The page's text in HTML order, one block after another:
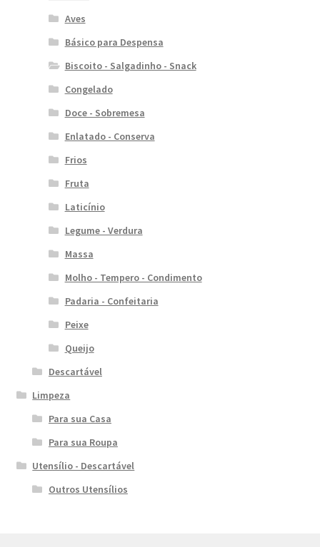
Aves
Básico para Despensa
Biscoito - Salgadinho - Snack
Congelado
Doce - Sobremesa
Enlatado - Conserva
Frios
Fruta
Laticínio
Legume - Verdura
Massa
Molho - Tempero - Condimento
Padaria - Confeitaria
Peixe
Queijo
Descartável
Limpeza
Para sua Casa
Para sua Roupa
Utensílio - Descartável
Outros Utensílios